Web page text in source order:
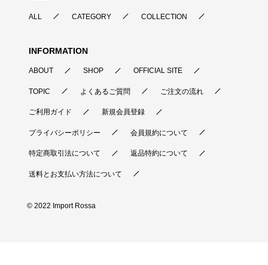
© 2022 Import Rossa
ALL CATEGORY COLLECTION
INFORMATION
ABOUT SHOP OFFICIAL SITE
TOPIC よくあるご質問 ご注文の流れ
ご利用ガイド 新規会員登録
プライバシーポリシー 会員規約について
特定商取引法について 返品特約について
送料とお支払い方法について